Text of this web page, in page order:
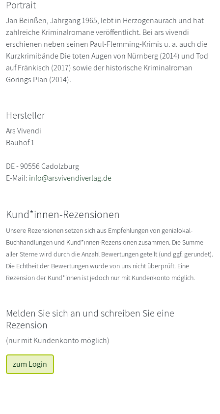
Portrait
Jan Beinßen, Jahrgang 1965, lebt in Herzogenaurach und hat
zahlreiche Kriminalromane veröffentlicht. Bei ars vivendi
erschienen neben seinen Paul-Flemming-Krimis u. a. auch die
Kurzkrimibände Die toten Augen von Nürnberg (2014) und Tod
auf Fränkisch (2017) sowie der historische Kriminalroman
Görings Plan (2014).
Hersteller
Ars Vivendi
Bauhof 1
DE - 90556 Cadolzburg
E-Mail: info@arsvivendiverlag.de
Kund*innen-Rezensionen
Unsere Rezensionen setzen sich aus Empfehlungen von genialokal-
Buchhandlungen und Kund*innen-Rezensionen zusammen. Die Summe
aller Sterne wird durch die Anzahl Bewertungen geteilt (und ggf. gerundet).
Die Echtheit der Bewertungen wurde von uns nicht überprüft. Eine
Rezension der Kund*innen ist jedoch nur mit Kundenkonto möglich.
Melden Sie sich an und schreiben Sie eine
Rezension
(nur mit Kundenkonto möglich)
zum Login